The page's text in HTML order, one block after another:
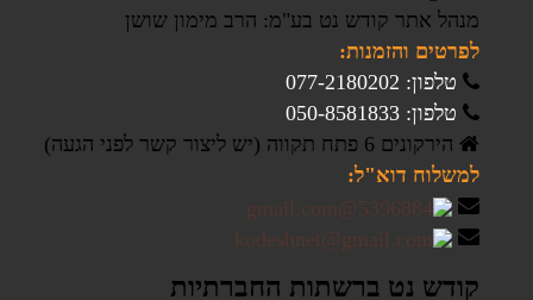
מנהל אתר קודש נט בע"מ: הרב מימון שושן
לפרטים והזמנות:
טלפון: 077-2180202
טלפון: 050-8581833
הירקונים 6 פתח תקווה (יש ליצור קשר לפני הגעה)
למשלוח דוא"ל:
קודש נט ברשתות החברתיות